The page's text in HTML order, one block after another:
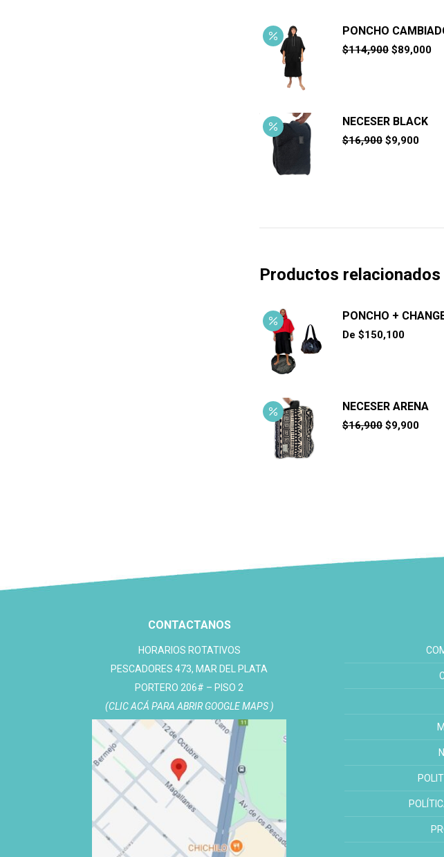
PONCHO
$114,900 El
$89,000El
NECESER BLACK
$16,900 El
$9,900El
Productos relacionados
PONCHO +
De $150,100
NECESER ARENA
$16,900 El
$9,900El
CONTACTANOS
HORARIOS ROTATIVOS
PESCADORES 473, MAR DEL PLATA
PORTERO 206# – PISO 2
(CLIC ACÁ PARA ABRIR GOOGLE MAPS )